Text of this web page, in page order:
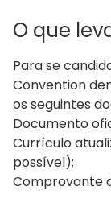
O que
Para se
Convention
os seguintes
Documento
Currículo
possível);
Comprovante